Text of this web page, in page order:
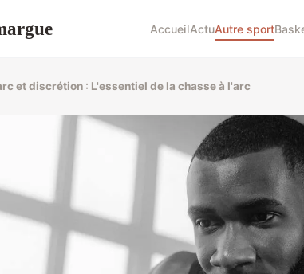
AccueilActuAutre sport
et discrétion : L'essentiel de la chasse à l'arc